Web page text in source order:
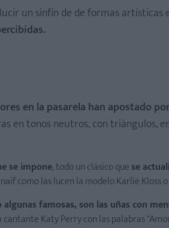
un sinfín de de formas
en la pasarela han apostado
en tonos neutros, con triángulos,
se impone, todo un clásico quese
como las lucen la modelo Karlie Kloss
famosas, son las uñas con
Katy Perry con las palabras